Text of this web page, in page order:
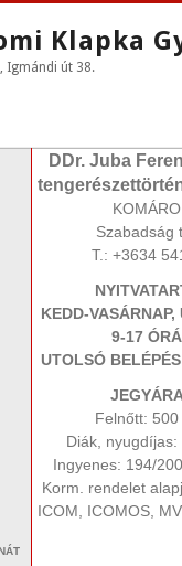
Klapka
Igmándi út 38.
DDr. Juba
Szabadság
T.: +3634
KEDD-VASÁRNAP,
9-17
UTOLSÓ
Felnőtt:
Diák, nyugdíjas:
Ingyenes: 194/
Korm. rendelet
ICOM, ICOMOS,